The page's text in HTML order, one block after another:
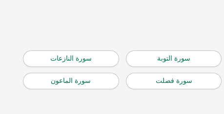
سورة التوبة سورة النازعات
سورة فصلت سورة الماعون